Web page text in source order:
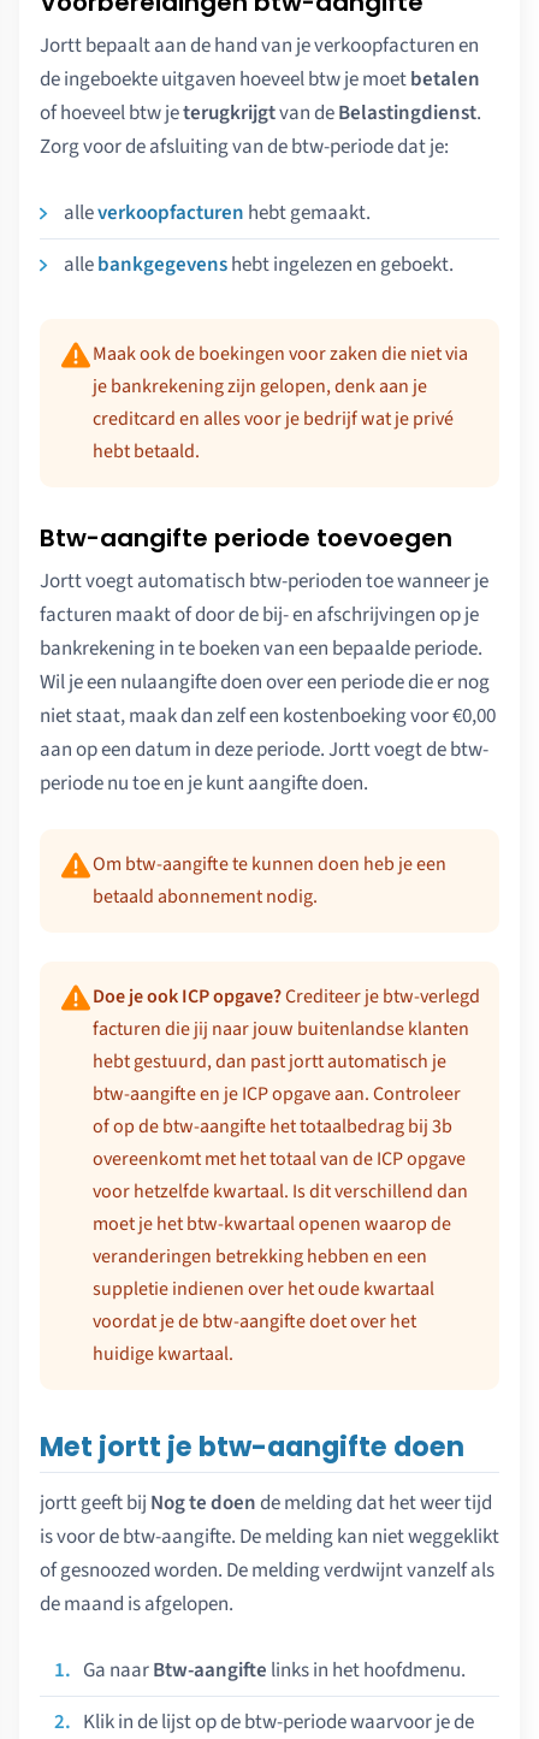
Jortt bepaalt aan de hand van je verkoopfacturen en
de ingeboekte uitgaven hoeveel btw je moetbetalen
of hoeveel btw jeterugkrijgtvan deBelastingdienst.
Zorg voor de afsluiting van de btw-periode dat je:
alleverkoopfacturen hebt gemaakt.
allebankgegevenshebt ingelezen en geboekt.
Maak ook de boekingen voor zaken die niet via
je bankrekening zijn gelopen, denk aan je
creditcard en alles voor je bedrijf wat je privé
hebt betaald.
Btw-aangifte periode toevoegen
Jortt voegt automatisch btw-perioden toe wanneer je
facturen maakt of door de bij- en afschrijvingen op je
bankrekening in te boeken van een bepaalde periode.
Wil je een nulaangifte doen over een periode die er nog
niet staat, maak dan zelf een kostenboeking voor €0,00
aan op een datum in deze periode. Jortt voegt de btw-
periode nu toe en je kunt aangifte doen.
Om btw-aangifte te kunnen doen heb je een
betaald abonnement nodig.
Doe je ook ICP opgave?Crediteer je btw-verlegd
facturen die jij naar jouw buitenlandse klanten
hebt gestuurd, dan past jortt automatisch je
btw-aangifte en je ICP opgave aan. Controleer
of op de btw-aangifte het totaalbedrag bij 3b
overeenkomt met het totaal van de ICP opgave
voor hetzelfde kwartaal. Is dit verschillend dan
moet je het btw-kwartaal openen waarop de
veranderingen betrekking hebben en een
suppletie indienen over het oude kwartaal
voordat je de btw-aangifte doet over het
huidige kwartaal.
Met jortt je btw-aangifte doen
jortt geeft bij Nog te doende melding dat het weer tijd
is voor de btw-aangifte. De melding kan niet weggeklikt
of gesnoozed worden. De melding verdwijnt vanzelf als
de maand is afgelopen.
Ga naarBtw-aangifte links in het hoofdmenu.
Klik in de lijst op de btw-periode waarvoor je de